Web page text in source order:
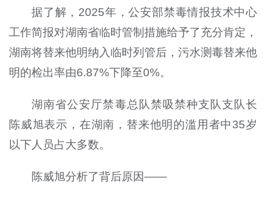
据了解，2025年，公安部禁毒情报技术中心
工作简报对湖南省临时管制措施给予了充分肯定，
湖南将替来他明纳入临时列管后，污水测毒替来他
明的检出率由6.87%下降至0%。
湖南省公安厅禁毒总队禁吸禁种支队支队长
陈威旭表示，在湖南，替来他明的滥用者中35岁
以下人员占大多数。
陈威旭分析了背后原因——